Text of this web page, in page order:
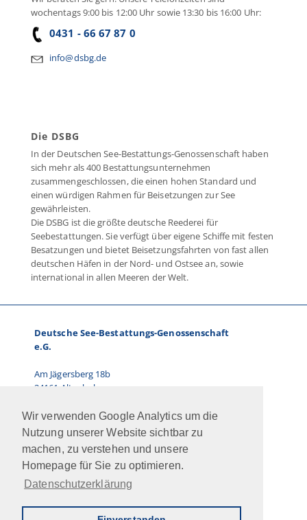
Wir verwenden Google Analytics um die
Nutzung unserer Website sichtbar zu
machen, zu verstehen und unsere
Homepage für Sie zu optimieren.
Datenschutzerklärung
Datenschutz
Kontakt
wochentags 9:00 bis 12:00 Uhr sowie 13:30 bis 16:00 Uhr:
0431 - 66 67 87 0
info@dsbg.de
Die DSBG
In der Deutschen See-Bestattungs-Genossenschaft haben
sich mehr als 400 Bestattungsunternehmen
zusammengeschlossen, die einen hohen Standard und
einen würdigen Rahmen für Beisetzungen zur See
gewährleisten.
Die DSBG ist die größte deutsche Reederei für
Seebestattungen. Sie verfügt über eigene Schiffe mit festen
Besatzungen und bietet Beisetzungsfahrten von fast allen
deutschen Häfen in der Nord- und Ostsee an, sowie
international in allen Meeren der Welt.
Deutsche See-Bestattungs-Genossenschaft
e.G.
Am Jägersberg 18b
24161 Altenholz
Telefon: 0431.66 67 87-0
E-Mail: info@dsbg.de
Vorstand:
Ralf Paulsen, Marcus Kühn